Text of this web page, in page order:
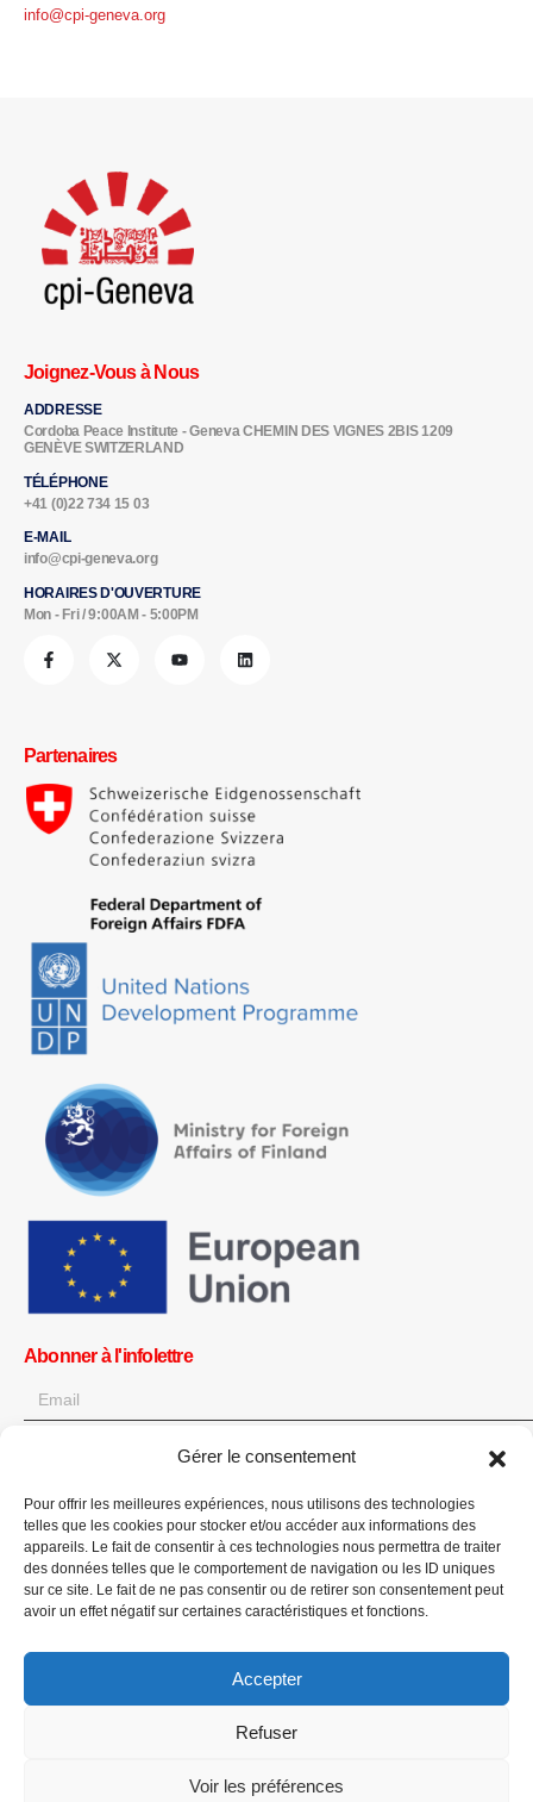
Gérer le consentement
Pour offrir les meilleures expériences, nous utilisons des technologies
telles que les cookies pour stocker et/ou accéder aux informations des
appareils. Le fait de consentir à ces technologies nous permettra de traiter
des données telles que le comportement de navigation ou les ID uniques
sur ce site. Le fait de ne pas consentir ou de retirer son consentement peut
avoir un effet négatif sur certaines caractéristiques et fonctions.
Accepter
Refuser
Voir les préférences
info@cpi-geneva.org
Joignez-Vous à Nous
ADDRESSE
Cordoba Peace Institute - Geneva CHEMIN DES VIGNES 2BIS 1209
GENÈVE SWITZERLAND
TÉLÉPHONE
+41 (0)22 734 15 03
E-MAIL
info@cpi-geneva.org
HORAIRES D'OUVERTURE
Mon - Fri / 9:00AM - 5:00PM
Partenaires
Abonner à l'infolettre
Obtenez toutes les dernières informations sur les actualités, les
événements et les mises à jour. Inscrivez-vous à l'infolettre.
Faites un don